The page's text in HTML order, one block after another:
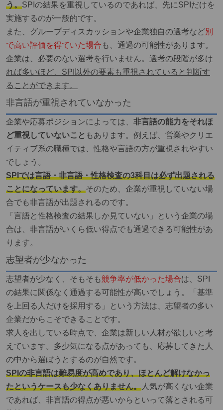
う。SPIの結果を重視しているのであれば、 先にSPIだけを
実施するのが一般的です。
また、グループディスカッションや企業独自の選考など別
で高い評価を得ていた場合 も、通過の可能性があります。
企業は、必要のない選考を行いません。 選考の段階が多け
れば多いほど、SPI以外の要素も重視されていると判断す
ることができます。
非言語が重視されていなかった
企業や応募ポジションによっては、 非言語の能力をそれほ
ど重視していないこと もあります。例えば、営業やクリエ
イティブ系の職種では、性格や言語の方が重視されやすい
でしょう。
SPIでは言語・非言語・性格検査の3科目は必ず出題される
ことになっています。そのため、企業が重視していない場
合でも非言語が出題されるのです。
「言語と性格検査の結果しか見ていない」という企業の場
合は、非言語がいくら低い得点でも通過できる可能性があ
ります。
志望者が少なかった
志望者が少なく、そもそも競争率が低かった場合は、SPI
の結果に関係なく通過する可能性が高いでしょう。「基準
を上回る人だけを採用する」という方法は、志望者の多い
企業だからこそできることです。
求人を出している時点で、企業は新しい人材が欲しいと考
えています。多少気になる点があっても、応募してきた人
の中から選ぼうとするのが自然です。
SPIの非言語は難易度が高めであり、ほとんど解けなかっ
たというケースも少なくありません。 人気が高くない企業
であれば、非言語の得点が悪いからといって落とされる可